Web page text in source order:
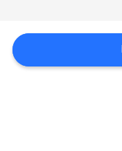
PLAN